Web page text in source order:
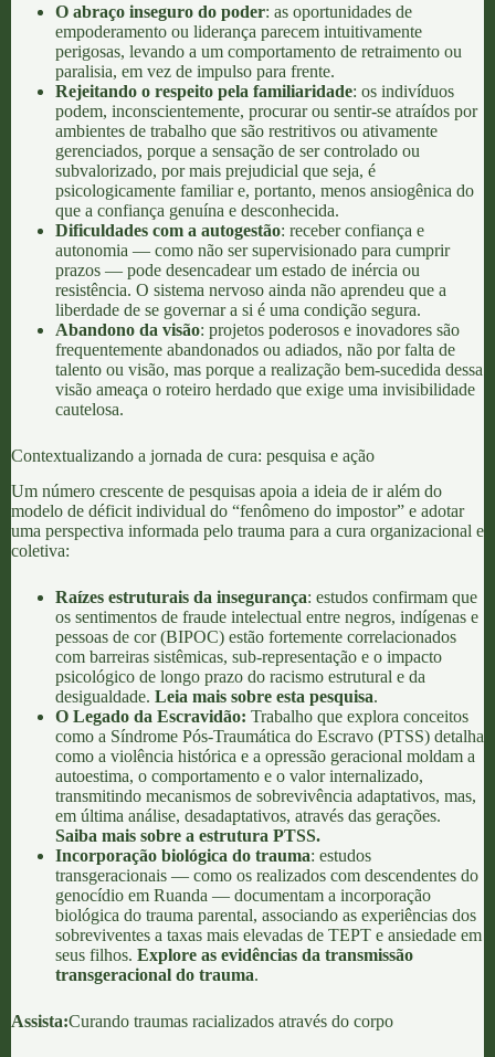
O abraço inseguro do poder: as oportunidades de
empoderamento ou liderança parecem intuitivamente
perigosas, levando a um comportamento de retraimento ou
paralisia, em vez de impulso para frente.
Rejeitando o respeito pela familiaridade: os indivíduos
podem, inconscientemente, procurar ou sentir-se atraídos por
ambientes de trabalho que são restritivos ou ativamente
gerenciados, porque a sensação de ser controlado ou
subvalorizado, por mais prejudicial que seja, é
psicologicamente familiar e, portanto, menos ansiogênica do
que a confiança genuína e desconhecida.
Dificuldades com a autogestão: receber confiança e
autonomia — como não ser supervisionado para cumprir
prazos — pode desencadear um estado de inércia ou
resistência. O sistema nervoso ainda não aprendeu que a
liberdade de se governar a si é uma condição segura.
Abandono da visão: projetos poderosos e inovadores são
frequentemente abandonados ou adiados, não por falta de
talento ou visão, mas porque a realização bem-sucedida dessa
visão ameaça o roteiro herdado que exige uma invisibilidade
cautelosa.
Contextualizando a jornada de cura: pesquisa e ação
Um número crescente de pesquisas apoia a ideia de ir além do
modelo de déficit individual do “fenômeno do impostor” e adotar
uma perspectiva informada pelo trauma para a cura organizacional e
coletiva:
Raízes estruturais da insegurança: estudos confirmam que
os sentimentos de fraude intelectual entre negros, indígenas e
pessoas de cor (BIPOC) estão fortemente correlacionados
com barreiras sistêmicas, sub-representação e o impacto
psicológico de longo prazo do racismo estrutural e da
desigualdade. Leia mais sobre esta pesquisa.
O Legado da Escravidão: Trabalho que explora conceitos
como a Síndrome Pós-Traumática do Escravo (PTSS) detalha
como a violência histórica e a opressão geracional moldam a
autoestima, o comportamento e o valor internalizado,
transmitindo mecanismos de sobrevivência adaptativos, mas,
em última análise, desadaptativos, através das gerações.
Saiba mais sobre a estrutura PTSS.
Incorporação biológica do trauma: estudos
transgeracionais — como os realizados com descendentes do
genocídio em Ruanda — documentam a incorporação
biológica do trauma parental, associando as experiências dos
sobreviventes a taxas mais elevadas de TEPT e ansiedade em
seus filhos. Explore as evidências da transmissão
transgeracional do trauma.
Assista:Curando traumas racializados através do corpo